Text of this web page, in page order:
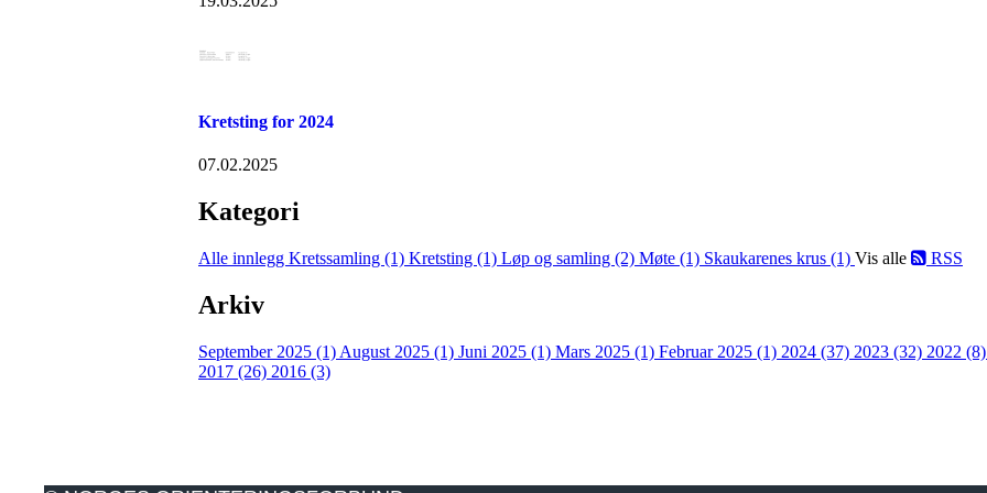
Kretsting for 2024
07.02.2025
Kategori
Alle innlegg Kretssamling (1) Kretsting (1) Løp og samling (2) Møte (1) Skaukarenes krus (1) Vis alle RSS
Arkiv
September 2025 (1) August 2025 (1) Juni 2025 (1) Mars 2025 (1) Februar 2025 (1) 2024 (37) 2023 (32) 2022 (8)
2017 (26) 2016 (3)